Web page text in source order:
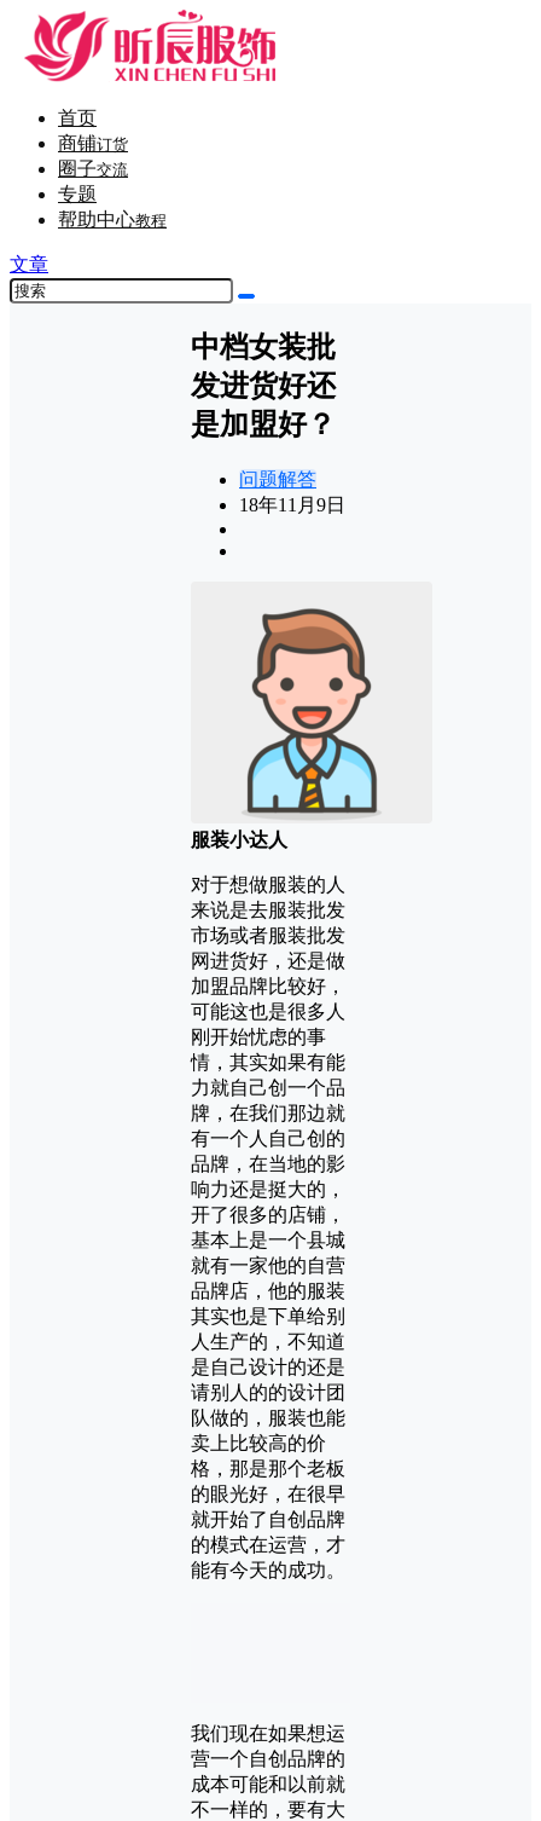
首页
商铺订货
圈子交流
专题
帮助中心教程
文章
中档女装批
发进货好还
是加盟好？
问题解答
18年11月9日
服装小达人
对于想做服装的人
来说是去服装批发
市场或者服装批发
网进货好，还是做
加盟品牌比较好，
可能这也是很多人
刚开始忧虑的事
情，其实如果有能
力就自己创一个品
牌，在我们那边就
有一个人自己创的
品牌，在当地的影
响力还是挺大的，
开了很多的店铺，
基本上是一个县城
就有一家他的自营
品牌店，他的服装
其实也是下单给别
人生产的，不知道
是自己设计的还是
请别人的的设计团
队做的，服装也能
卖上比较高的价
格，那是那个老板
的眼光好，在很早
就开始了自创品牌
的模式在运营，才
能有今天的成功。
我们现在如果想运
营一个自创品牌的
成本可能和以前就
不一样的，要有大